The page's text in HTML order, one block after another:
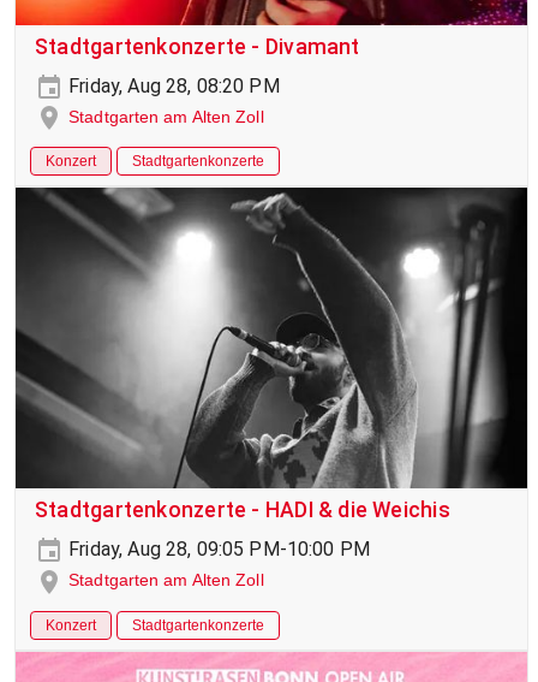
Stadtgartenkonzerte - Divamant
Friday, Aug 28, 08:20 PM
Stadtgarten am Alten Zoll
Konzert Stadtgartenkonzerte
Stadtgartenkonzerte - HADI & die Weichis
Friday, Aug 28, 09:05 PM-10:00 PM
Stadtgarten am Alten Zoll
Konzert Stadtgartenkonzerte